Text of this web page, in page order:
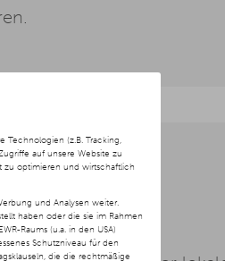
Technologien (z.B. Tracking,
auf unsere Website zu
zu optimieren und wirtschaftlich
und Analysen weiter.
haben oder die sie im Rahmen
Raums (u.a. in den USA)
Schutzniveau für den
die die rechtmäßige
Lokale SEO